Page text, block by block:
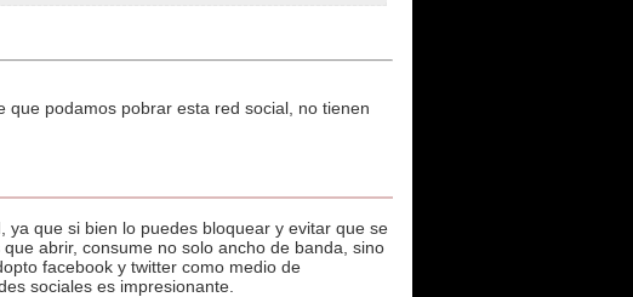
podamos pobrar esta red social, no tienen
que si bien lo puedes bloquear y evitar que se
abrir, consume no solo ancho de banda, sino
facebook y twitter como medio de
sociales es impresionante.